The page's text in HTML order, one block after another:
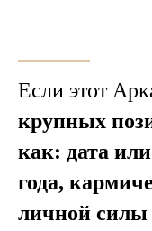
Если этот
крупных
как: дата
года,
личной силы